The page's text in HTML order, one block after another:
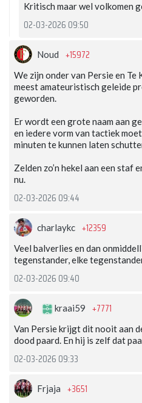
Kritisch maar wel volkomen
02-03-2026 09:50
Noud +15972
We zijn onder van Persie en Te
meest amateuristisch geleide
geworden.
Er wordt een grote naam aan
en iedere vorm van tactiek
minuten te kunnen laten
Zelden zo’n hekel aan een staf
nu.
02-03-2026 09:44
charlaykc +12359
Veel balverlies en dan
tegenstander, elke
02-03-2026 09:40
kraai59 +7771
Van Persie krijgt dit nooit aan
dood paard. En hij is zelf dat
02-03-2026 09:33
Frjaja +3651